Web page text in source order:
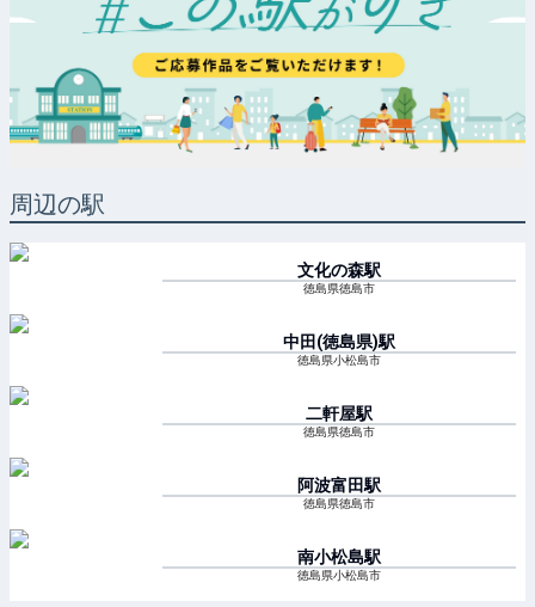
周辺の駅
文化の森駅
徳島県徳島市
中田(徳島県)駅
徳島県小松島市
二軒屋駅
徳島県徳島市
阿波富田駅
徳島県徳島市
南小松島駅
徳島県小松島市